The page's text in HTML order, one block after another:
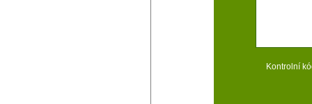
Kontrolní